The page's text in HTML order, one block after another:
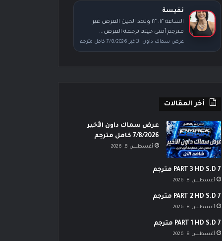
نفيسة
الساعة ١٢: ٢٢ ولحد الحين العرض غير
مترجم أمتى حيتم ترجمه العرض...
عرض سماك داون الأخير 7/8/2026 كامل مترجم
أخر المقالات
عرض سماك داون الأخير
7/8/2026 كامل مترجم
أغسطس 8, 2026
PART 3 HD S.D 7 مترجم
أغسطس 8, 2026
PART 2 HD S.D 7 مترجم
أغسطس 8, 2026
PART 1 HD S.D 7 مترجم
أغسطس 8, 2026